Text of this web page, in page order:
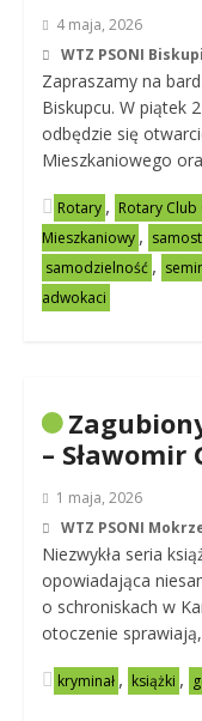
4 maja, 2026
WTZ PSONI
Zapraszamy na
Biskupcu. W piątek
odbędzie się
Mieszkaniowego
Rotary , Rotary
Mieszkaniowy ,
samodzielność ,
adwokaci
– Sławomir
1 maja, 2026
WTZ PSONI
Niezwykła seria
opowiadająca
o schroniskach w
otoczenie
kryminał , książki ,